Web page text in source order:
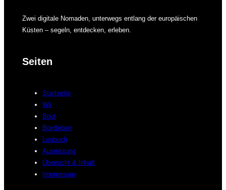
Zwei digitale Nomaden, unterwegs entlang der europäischen
Küsten – segeln, entdecken, erleben.
Seiten
Startseite
Wir
Boot
Bordleben
Logbuch
Ausrüstung
Übersicht & Inhalt
Impressum